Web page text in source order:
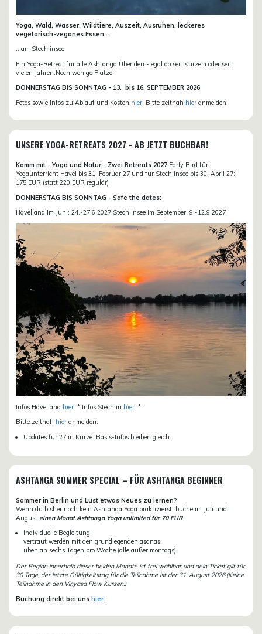
Yoga, Wald, Wasser, Wildtiere, Auszeit, Ausruhen, leckeres
vegetarisch-veganes Essen...
...am Stechlinsee.
Ein Yoga-Retreat für alle Ashtanga Übenden - egal ob seit Kurzem oder seit
vielen Jahren.Noch wenige Plätze.
DONNERSTAG BIS SONNTAG - 13. bis 16. SEPTEMBER 2026
Fotos sowie Infos zu Ablauf und Kosten hier . Bitte zeitnah hier anmelden.
UNSERE YOGA-RETREATS 2027 - AB JETZT BUCHBAR!
Komm mit - Yoga und Natur - Zwei Retreats 2027 Early Bird für
Yogaunterricht Havel bis 31. Februar 27 und für Stechlinsee bis 30. April 27:
175 EUR (statt 220 EUR regulär)
DONNERSTAG BIS SONNTAG - Safe the dates:
Havelland im Juni: 24.-27.6.2027 Stechlinsee im September: 9.-12.9.2027
Infos Havelland hier . * Infos Stechlin hier . *
Bitte zeitnah hier anmelden.
Updates für 27 in Kürze. Basis-Infos bleiben gleich.
ASHTANGA SUMMER SPECIAL – FÜR ASHTANGA BEGINNER
Sommer in Berlin und Lust etwas Neues zu lernen?
Wenn du bisher noch kein Ashtanga Yoga praktizierst, buche im Juli und
August einen Monat Ashtanga Yoga unlimited für 70 EUR.
individuelle Begleitung
vertraut werden mit den grundlegenden asanas
üben an sechs Tagen pro Woche (alle außer montags)
Der Beginn innerhalb dieser beiden Monate ist frei wählbar und dein Ticket gilt für
30 Tage, der letzte Gültigkeitstag für die Teilnahme ist der 31. August 2026.(Keine
Teilnahme in den Vinyasa Flow Kursen.)
Buchung direkt bei uns hier.